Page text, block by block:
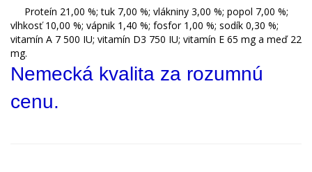
Proteín 21,00 %; tuk 7,00 %; vlákniny 3,00 %; popol 7,00 %;
vlhkosť 10,00 %; vápnik 1,40 %; fosfor 1,00 %; sodík 0,30 %;
vitamín A 7 500 IU; vitamín D3 750 IU; vitamín E 65 mg a meď 22
mg.
Nemecká kvalita za rozumnú
cenu.